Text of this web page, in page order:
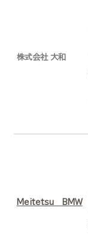
株式会社 大和
Meitetsu BMW